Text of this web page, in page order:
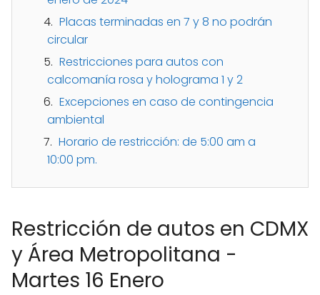
Placas terminadas en 7 y 8 no podrán
circular
Restricciones para autos con
calcomanía rosa y holograma 1 y 2
Excepciones en caso de contingencia
ambiental
Horario de restricción: de 5:00 am a
10:00 pm.
Restricción de autos en CDMX
y Área Metropolitana -
Martes 16 Enero